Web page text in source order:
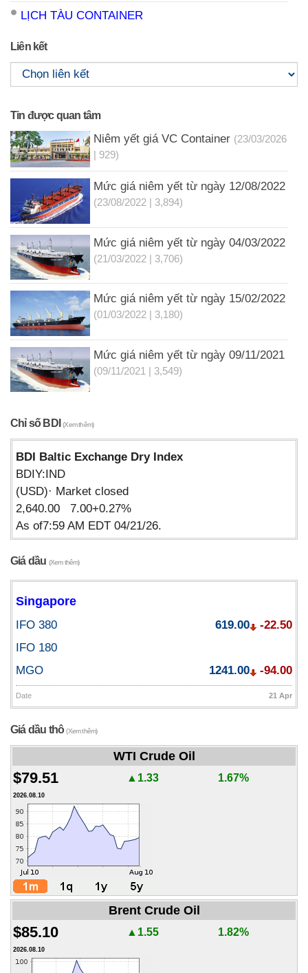
LỊCH TÀU CONTAINER
Liên kết
Tin được quan tâm
Niêm yết giá VC Container (23/03/2026
| 929)
Mức giá niêm yết từ ngày 12/08/2022
(23/08/2022 | 3,894)
Mức giá niêm yết từ ngày 04/03/2022
(21/03/2022 | 3,706)
Mức giá niêm yết từ ngày 15/02/2022
(01/03/2022 | 3,180)
Mức giá niêm yết từ ngày 09/11/2021
(09/11/2021 | 3,549)
Chỉ số BDI(Xem thêm)
BDI Baltic Exchange Dry Index
BDIY:IND
(USD)· Market closed
2,640.00 7.00+0.27%
As of7:59 AM EDT 04/21/26.
Giá dầu (Xem thêm)
Singapore
IFO 380 619.00
-22.50
IFO 180
MGO
1241.00 -94.00
Date 21 Apr
Giá dầu thô(Xem thêm)
WTI Crude Oil
$79.51 ▲1.33 1.67%
2026.08.10
Brent Crude Oil
$85.10 ▲1.55 1.82%
2026.08.10